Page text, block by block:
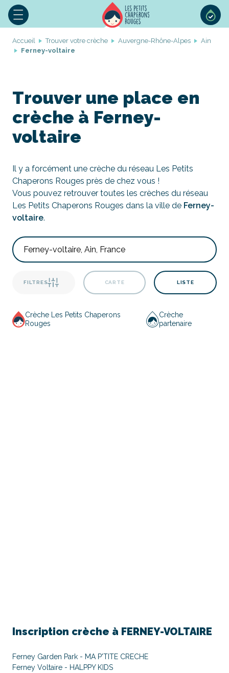
Accueil Trouver votre crèche Auvergne-Rhône-Alpes
Ain
Ferney-voltaire
Trouver une place en
crèche à Ferney-
voltaire
Il y a forcément une crèche du réseau Les Petits
Chaperons Rouges près de chez vous !
Vous pouvez retrouver toutes les crèches du réseau
Les Petits Chaperons Rouges dans la ville de Ferney-
voltaire.
FILTRES CARTE LISTE
Crèche Les Petits Chaperons
Rouges
Crèche
partenaire
Inscription crèche à FERNEY-VOLTAIRE
Ferney Garden Park - MA P'TITE CRECHE
Ferney Voltaire - HALPPY KIDS